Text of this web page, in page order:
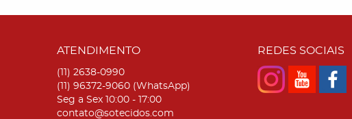
ATENDIMENTO
(11) 2638-0990
(11) 96372-9060 (WhatsApp)
Seg a Sex 10:00 - 17:00
contato@sotecidos.com
REDES SOCIAIS